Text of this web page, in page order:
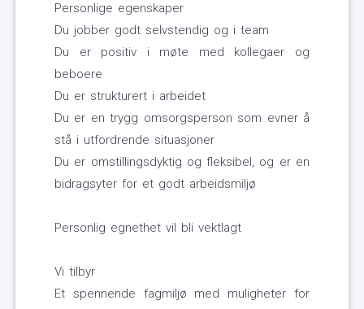
Personlige egenskaper
Du jobber godt selvstendig og i team
Du er positiv i møte med kollegaer og
beboere
Du er strukturert i arbeidet
Du er en trygg omsorgsperson som evner å
stå i utfordrende situasjoner
Du er omstillingsdyktig og fleksibel, og er en
bidragsyter for et godt arbeidsmiljø
Personlig egnethet vil bli vektlagt
Vi tilbyr
Et spennende fagmiljø med muligheter for